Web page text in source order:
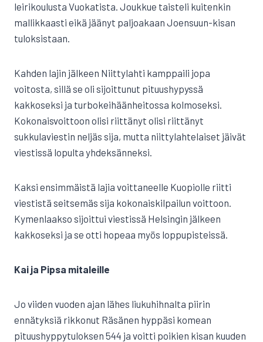
leirikoulusta Vuokatista. Joukkue taisteli kuitenkin
mallikkaasti eikä jäänyt paljoakaan Joensuun-kisan
tuloksistaan.
Kahden lajin jälkeen Niittylahti kamppaili jopa
voitosta, sillä se oli sijoittunut pituushypyssä
kakkoseksi ja turbokeihäänheitossa kolmoseksi.
Kokonaisvoittoon olisi riittänyt olisi riittänyt
sukkulaviestin neljäs sija, mutta niittylahtelaiset jäivät
viestissä lopulta yhdeksänneksi.
Kaksi ensimmäistä lajia voittaneelle Kuopiolle riitti
viestistä seitsemäs sija kokonaiskilpailun voittoon.
Kymenlaakso sijoittui viestissä Helsingin jälkeen
kakkoseksi ja se otti hopeaa myös loppupisteissä.
Kai ja Pipsa mitaleille
Jo viiden vuoden ajan lähes liukuhihnalta piirin
ennätyksiä rikkonut Räsänen hyppäsi komean
pituushyppytuloksen 544 ja voitti poikien kisan kuuden